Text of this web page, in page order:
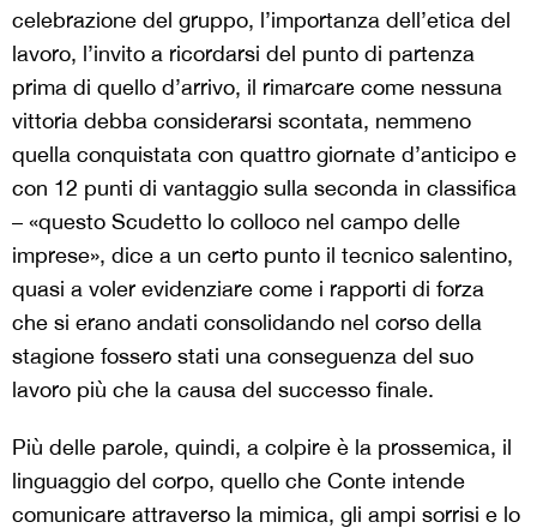
celebrazione del gruppo, l’importanza dell’etica del
lavoro, l’invito a ricordarsi del punto di partenza
prima di quello d’arrivo, il rimarcare come nessuna
vittoria debba considerarsi scontata, nemmeno
quella conquistata con quattro giornate d’anticipo e
con 12 punti di vantaggio sulla seconda in classifica
– «questo Scudetto lo colloco nel campo delle
imprese», dice a un certo punto il tecnico salentino,
quasi a voler evidenziare come i rapporti di forza
che si erano andati consolidando nel corso della
stagione fossero stati una conseguenza del suo
lavoro più che la causa del successo finale.
Più delle parole, quindi, a colpire è la prossemica, il
linguaggio del corpo, quello che Conte intende
comunicare attraverso la mimica, gli ampi sorrisi e lo